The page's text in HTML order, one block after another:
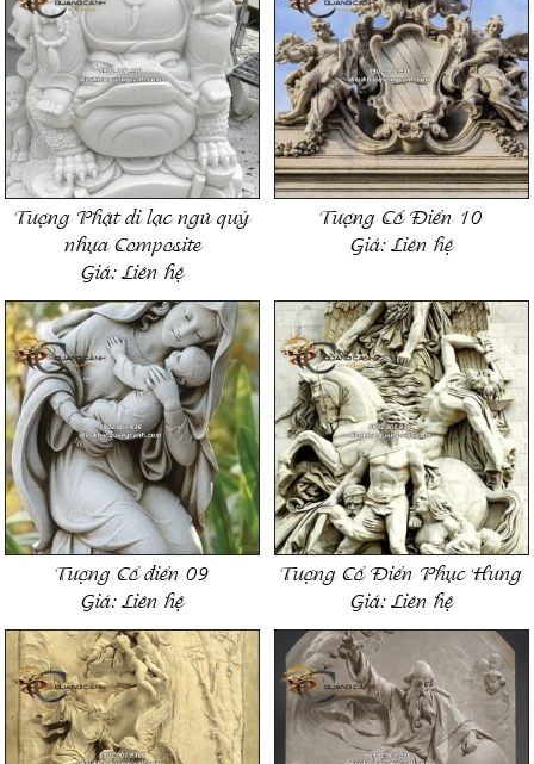
Tượng Phật di lạc ngũ quỷ
nhựa Composite
Giá:Liên hệ
Tượng Cổ Điển 10
Giá:Liên hệ
Tượng Cổ điển 09
Giá:Liên hệ
Tượng Cổ Điển Phục Hưng
Giá:Liên hệ